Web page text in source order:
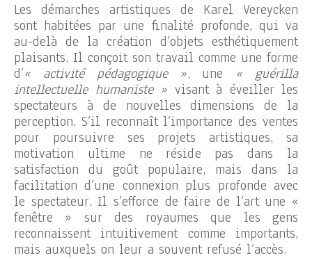
Les démarches artistiques de Karel Vereycken
sont habitées par une finalité profonde, qui va
au-delà de la création d’objets esthétiquement
plaisants. Il conçoit son travail comme une forme
d’« activité pédagogique », une « guérilla
intellectuelle humaniste » visant à éveiller les
spectateurs à de nouvelles dimensions de la
perception. S’il reconnaît l’importance des ventes
pour poursuivre ses projets artistiques, sa
motivation ultime ne réside pas dans la
satisfaction du goût populaire, mais dans la
facilitation d’une connexion plus profonde avec
le spectateur. Il s’efforce de faire de l’art une «
fenêtre » sur des royaumes que les gens
reconnaissent intuitivement comme importants,
mais auxquels on leur a souvent refusé l’accès.